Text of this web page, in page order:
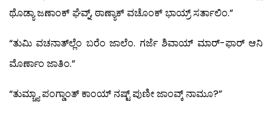
ಥೊಡ್ಯಾ ಜಣಾಂಕ್ ಘೆವ್ನ್, ಠಾಣ್ಯಾಕ್ ವಚೊಂಕ್ ಭಾಯ್ರ್ ಸರ್ತಾಲಿಂ.”
“ತುಮಿ ವಚನಾತ್‍ಲ್ಲೆಂ ಬರೆಂ ಜಾಲೆಂ. ಗರ್ಜೆ ಶಿವಾಯ್ ಮಾರ್-ಫಾರ್ ಆನಿ
ಮೊರ್ಣಾಂ ಜಾತಿಂ.”
“ತುಮ್ಚ್ಯಾ ಪಂಗ್ಡಾಂತ್ ಕಾಂಯ್ ನಷ್ಟ್ ಪುಣೀ ಜಾಂವ್ಕ್ ನಾಮೂ?”